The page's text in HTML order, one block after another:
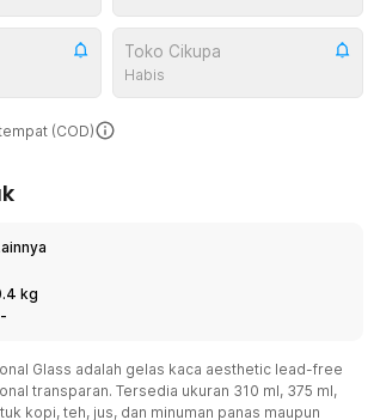
Toko Cikupa
Habis
(COD)
kg
Glass adalah gelas kaca aesthetic lead-free
transparan. Tersedia ukuran 310 ml, 375 ml,
kopi, teh, jus, dan minuman panas maupun